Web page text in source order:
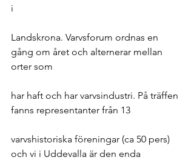
i
Landskrona. Varvsforum ordnas en
gång om året och alternerar mellan
orter som
har haft och har varvsindustri. På träffen
fanns representanter från 13
varvshistoriska föreningar (ca 50 pers)
och vi i Uddevalla är den enda